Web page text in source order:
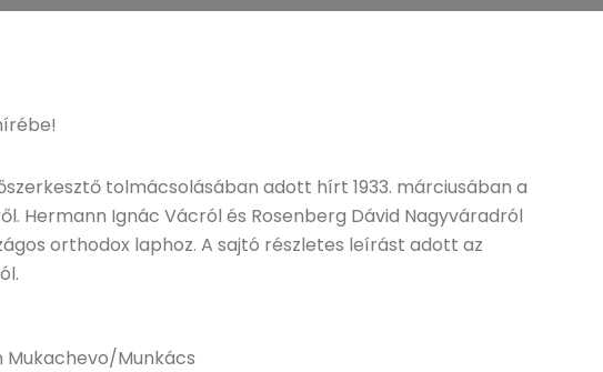
tolmácsolásában adott hírt 1933. márciusában a
Hermann Ignác Vácról és Rosenberg Dávid Nagyváradról
orthodox laphoz. A sajtó részletes leírást adott az
Mukachevo/Munkács